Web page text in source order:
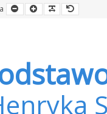
Smaller
Font
Larger
Font
Readable
Font
Default
Font